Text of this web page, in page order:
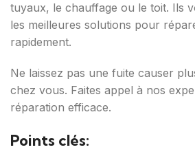
tuyaux, le chauffage ou le toit. Ils
les meilleures solutions pour
rapidement.
Ne laissez pas une fuite causer
chez vous. Faites appel à nos
réparation efficace.
Points clés: